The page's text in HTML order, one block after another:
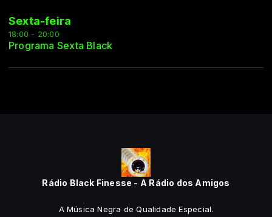
Sexta-feira
18:00 - 20:00
Programa Sexta Black
Rádio Black Finesse - A Rádio dos Amigos
A Música Negra de Qualidade Especial.